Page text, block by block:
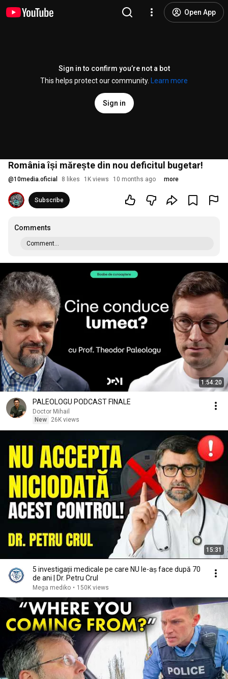
Open App
Sign in to confirm you’re not a bot
This helps protect our community.
Learn more
Sign in
România își mărește din nou deficitul bugetar!
@10media.oficial 8 likes 1K views 10 months ago more
Subscribe
Comments
Comment...
1:54:20
PALEOLOGU PODCAST FINALE
Doctor Mihail
New
26K views
15:31
5 investigații medicale pe care NU le-aș face după 70
de ani | Dr. Petru Crul
Mega mediko • 150K views